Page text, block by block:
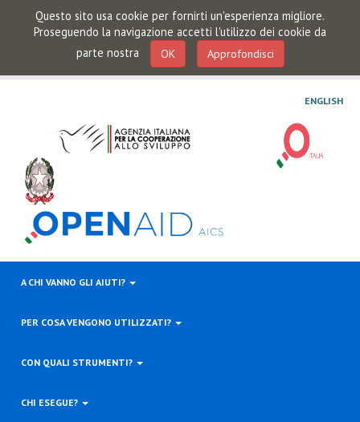
Questo sito usa cookie per fornirti un'esperienza migliore.
Proseguendo la navigazione accetti l'utilizzo dei cookie da
parte nostra
OK Approfondisci
ENGLISH
A CHI VANNO GLI AIUTI?
PER COSA VENGONO UTILIZZATI?
CON QUALI STRUMENTI?
CHI ESEGUE?